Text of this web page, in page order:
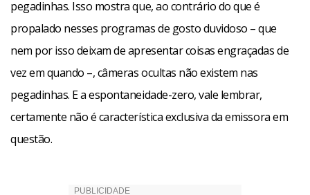
pegadinhas. Isso mostra que, ao contrário do que é
propalado nesses programas de gosto duvidoso – que
nem por isso deixam de apresentar coisas engraçadas de
vez em quando –, câmeras ocultas não existem nas
pegadinhas. E a espontaneidade-zero, vale lembrar,
certamente não é característica exclusiva da emissora em
questão.